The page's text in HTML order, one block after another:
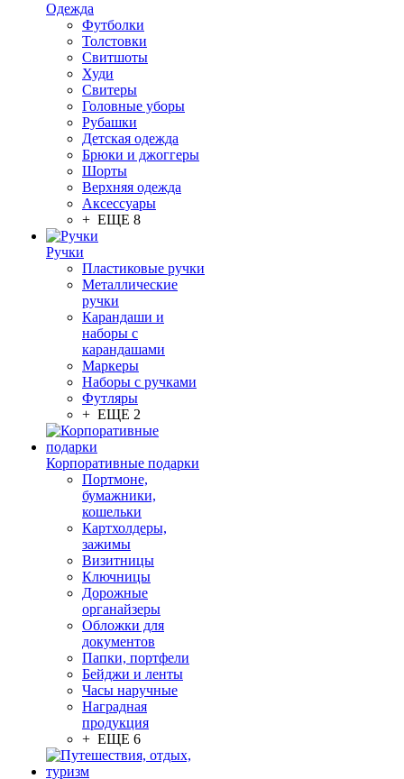
Одежда
Футболки
Толстовки
Свитшоты
Худи
Свитеры
Головные уборы
Рубашки
Детская одежда
Брюки и джоггеры
Шорты
Верхняя одежда
Аксессуары
+ ЕЩЕ 8
Ручки
Пластиковые ручки
Металлические
ручки
Карандаши и
наборы с
карандашами
Маркеры
Наборы с ручками
Футляры
+ ЕЩЕ 2
Корпоративные подарки
Портмоне,
бумажники,
кошельки
Картхолдеры,
зажимы
Визитницы
Ключницы
Дорожные
органайзеры
Обложки для
документов
Папки, портфели
Бейджи и ленты
Часы наручные
Наградная
продукция
+ ЕЩЕ 6